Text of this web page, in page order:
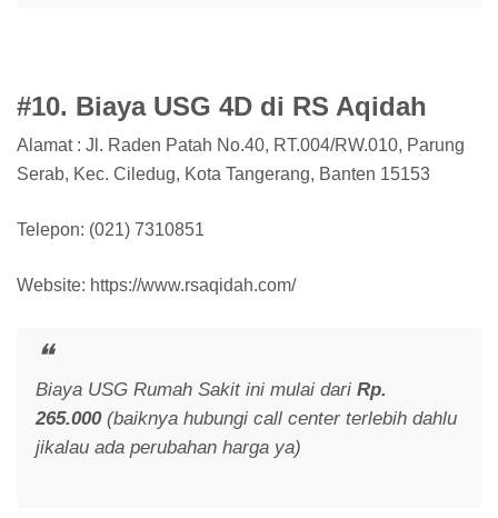
#10. Biaya USG 4D di RS Aqidah
Alamat : Jl. Raden Patah No.40, RT.004/RW.010, Parung
Serab, Kec. Ciledug, Kota Tangerang, Banten 15153
Telepon: (021) 7310851
Website: https://www.rsaqidah.com/
Biaya USG Rumah Sakit ini mulai dari Rp.
265.000 (baiknya hubungi call center terlebih dahlu
jikalau ada perubahan harga ya)